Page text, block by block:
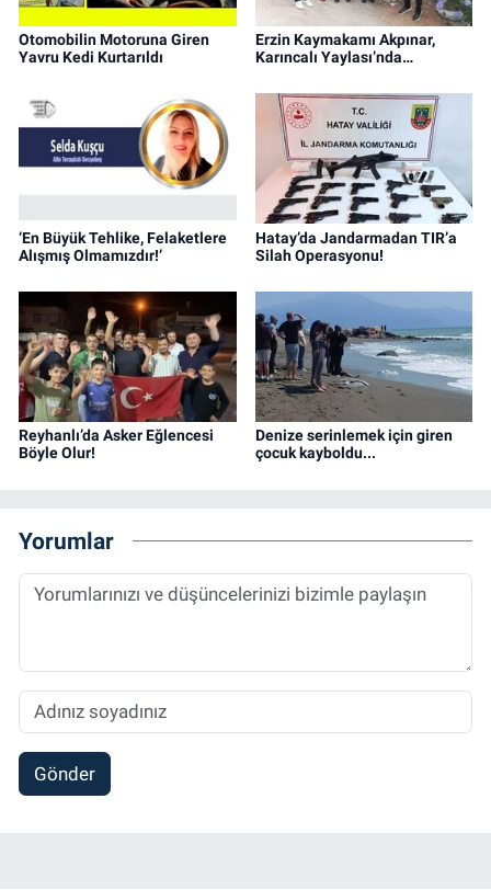
Otomobilin Motoruna Giren
Yavru Kedi Kurtarıldı
Erzin Kaymakamı Akpınar,
Karıncalı Yaylası’nda…
‘En Büyük Tehlike, Felaketlere
Alışmış Olmamızdır!’
Hatay’da Jandarmadan TIR’a
Silah Operasyonu!
Reyhanlı’da Asker Eğlencesi
Böyle Olur!
Denize serinlemek için giren
çocuk kayboldu...
Yorumlar
Gönder